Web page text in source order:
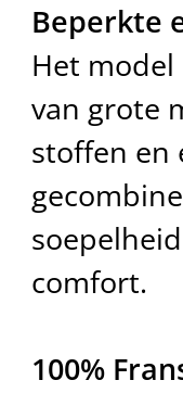
Beperkte
Het
van grote
stoffen en
comfort.
100%